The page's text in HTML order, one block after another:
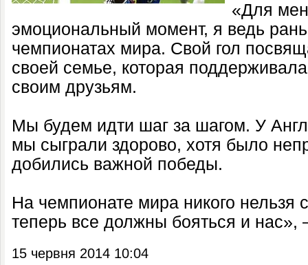
«Для
эмоциональный момент, я ведь
чемпионатах мира. Свой гол
своей семье, которая
своим друзьям.
Мы будем идти шаг за шагом. У
мы сыграли здорово, хотя было
добились важной победы.
На чемпионате мира никого нельзя
теперь все должны бояться и
15 червня 2014 10:04